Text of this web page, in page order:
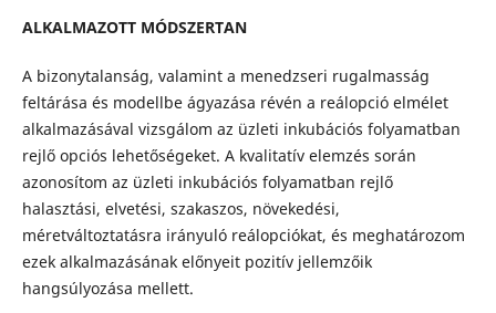
ALKALMAZOTT MÓDSZERTAN
A bizonytalanság, valamint a menedzseri rugalmasság
feltárása és modellbe ágyazása révén a reálopció elmélet
alkalmazásával vizsgálom az üzleti inkubációs folyamatban
rejlő opciós lehetőségeket. A kvalitatív elemzés során
azonosítom az üzleti inkubációs folyamatban rejlő
halasztási, elvetési, szakaszos, növekedési,
méretváltoztatásra irányuló reálopciókat, és meghatározom
ezek alkalmazásának előnyeit pozitív jellemzőik
hangsúlyozása mellett.